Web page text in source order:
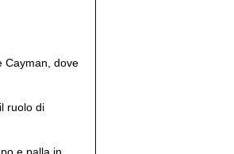
Cayman, dove
ruolo di
e palla in